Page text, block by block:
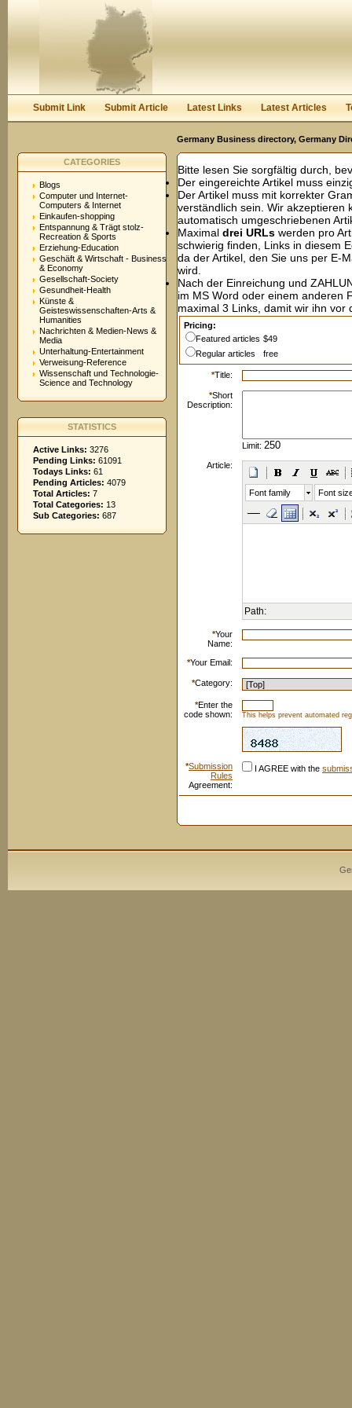
Keep me logged in.
Submit Link Submit Article Latest Links Latest Articles
Germany Business directory, Germany
CATEGORIES
Blogs
Computer und Internet-
Computers & Internet
Einkaufen-shopping
Entspannung & Trägt stolz-
Recreation & Sports
Erziehung-Education
Geschäft & Wirtschaft - Business
& Economy
Gesellschaft-Society
Gesundheit-Health
Künste &
Geisteswissenschaften-Arts &
Humanities
Nachrichten & Medien-News &
Media
Unterhaltung-Entertainment
Verweisung-Reference
Wissenschaft und Technologie-
Science and Technology
STATISTICS
Active Links: 3276
Pending Links: 61091
Todays Links: 61
Pending Articles: 4079
Total Articles: 7
Total Categories: 13
Sub Categories: 687
Bitte lesen Sie sorgfältig durch,
Der eingereichte Artikel muss
Der Artikel muss mit korrekter
verständlich sein. Wir akzeptieren
automatisch umgeschriebenen
Maximal drei URLs werden pro
schwierig finden, Links in diesem
da der Artikel, den Sie uns per E-
wird.
Nach der Einreichung und
im MS Word oder einem anderen
maximal 3 Links, damit wir ihn
Pricing:
Featured articles $49
Regular articles
free
*Title:
*Short
Description:
Limit:
Article:
Font family Font
Path:
*Your
Name:
*Your Email:
*Category:
*Enter the
code shown:
This helps prevent automated
*Submission
Rules
Agreement:
I AGREE with the